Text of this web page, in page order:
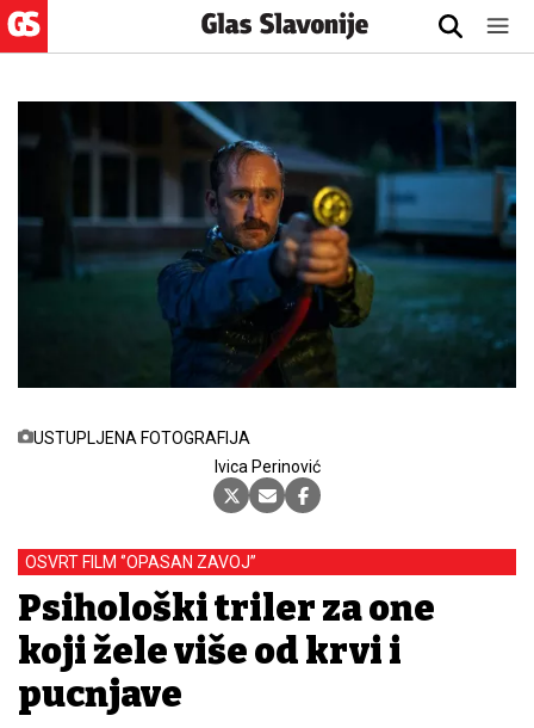
USTUPLJENA FOTOGRAFIJA
Ivica Perinović
OSVRT FILM ‘’OPASAN ZAVOJ’’
Psihološki triler za one
koji žele više od krvi i
pucnjave